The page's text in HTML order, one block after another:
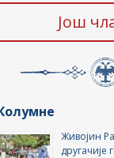
Још
Живојин
другачије